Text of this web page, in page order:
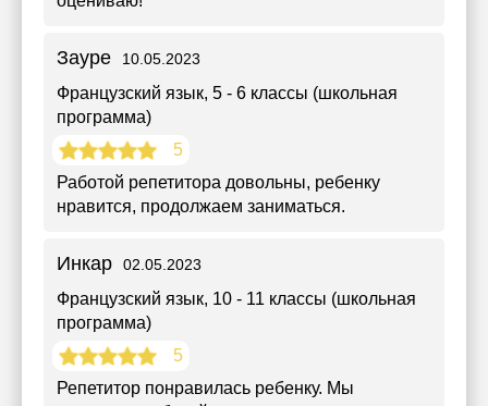
Зауре 10.05.2023
Французский язык, 5 - 6 классы (школьная
программа)
5
Работой репетитора довольны, ребенку
нравится, продолжаем заниматься.
Инкар 02.05.2023
Французский язык, 10 - 11 классы (школьная
программа)
5
Репетитор понравилась ребенку. Мы